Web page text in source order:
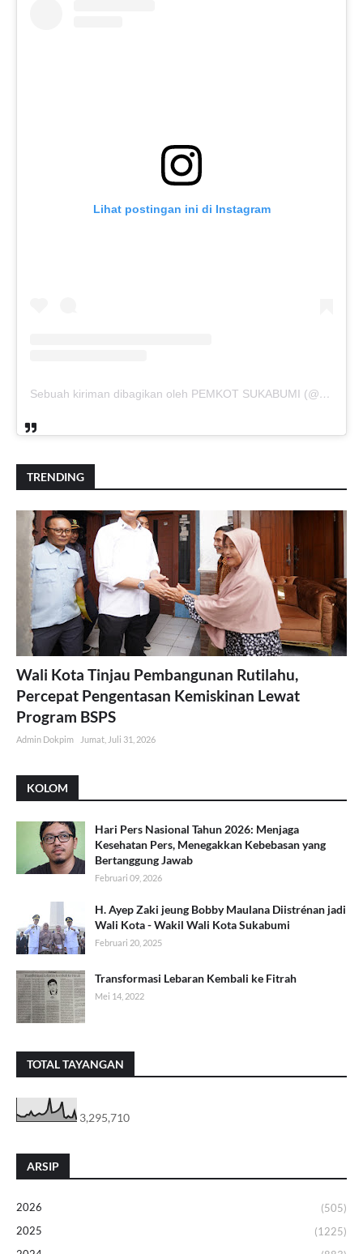
Lihat postingan ini di Instagram
Sebuah kiriman dibagikan oleh PEMKOT SUKABUMI (@pemkotsukabumi_)
TRENDING
Wali Kota Tinjau Pembangunan Rutilahu,
Percepat Pengentasan Kemiskinan Lewat
Program BSPS
Admin Dokpim Jumat, Juli 31, 2026
KOLOM
Hari Pers Nasional Tahun 2026: Menjaga
Kesehatan Pers, Menegakkan Kebebasan yang
Bertanggung Jawab
Februari 09, 2026
H. Ayep Zaki jeung Bobby Maulana Diistrénan jadi
Wali Kota - Wakil Wali Kota Sukabumi
Februari 20, 2025
Transformasi Lebaran Kembali ke Fitrah
Mei 14, 2022
TOTAL TAYANGAN
3,295,710
ARSIP
2026
(505)
2025
(1225)